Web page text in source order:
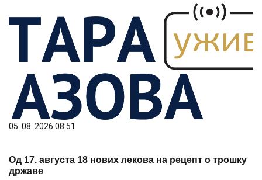
05. 08. 2026 08:51
Од 17. августа 18 нових лекова на рецепт о трошку
државе